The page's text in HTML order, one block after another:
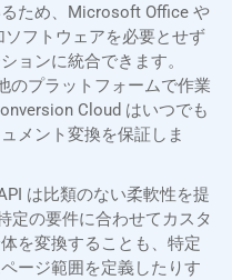
ため、Microsoft Office や
フトウェアを必要とせず
ョンに統合できます。
のプラットフォームで作業
Cloud はいつでも
メント変換を保証しま
は比類のない柔軟性を提
定の要件に合わせてカスタ
を変換することも、特定
ージ範囲を定義したりす